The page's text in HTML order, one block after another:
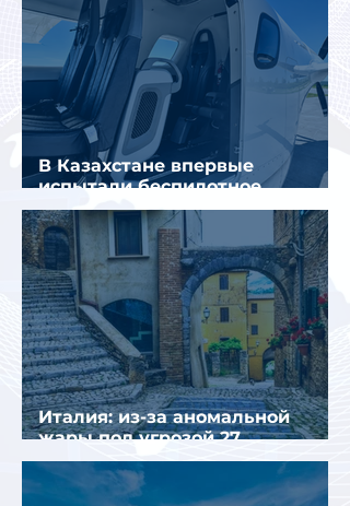
В Казахстане впервые
испытали беспилотное
аэротакси с пассажирами
Италия: из-за аномальной
жары под угрозой 27
крупнейших городов